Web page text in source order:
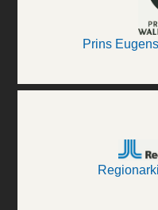
Prins